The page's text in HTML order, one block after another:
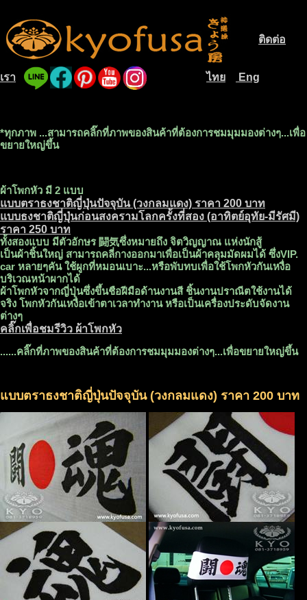
ติดต่อ
เรา ไทย Eng
*ทุกภาพ ...สามารถคลิ๊กที่ภาพของสินค้าที่ต้องการชมมุมมองต่างๆ...เพื่อ
ขยายใหญ่ขึ้น
ผ้าโพกหัว มี 2 แบบ
แบบตราธงชาติญี่ปุ่นปัจจุบัน (วงกลมแดง) ราคา 200 บาท
แบบธงชาติญี่ปุ่นก่อนสงครามโลกครั้งที่สอง (อาทิตย์อุทัย-มีรัศมี)
ราคา 250 บาท
ทั้งสองแบบ มีตัวอักษร 闘気ซึ่งหมายถึง จิตวิญญาณ แห่งนักสู้
เป็นผ้าชิ้นใหญ่ สามารถคลี่กางออกมาเพื่อเป็นผ้าคลุมมัดผมได้ ซึ่งVIP.
car หลายๆคัน ใช้ผูกที่หมอนเบาะ...หรือพับทบเพื่อใช้โพกหัวกันเหงื่อ
บริเวณหน้าผากได้
ผ้าโพกหัวจากญี่ปุ่นซึ่งขึ้นชือฝีมือด้านงานสี ชิ้นงานปราณีตใช้งานได้
จริง โพกหัวกันเหงื่อเข้าตาเวลาทำงาน หรือเป็นเครื่องประดับจัดงาน
ต่างๆ
คลิ๊กเพื่อชมรีวิว ผ้าโพกหัว
......คลิ๊กที่ภาพของสินค้าที่ต้องการชมมุมมองต่างๆ...เพื่อขยายใหญ่ขึ้น
แบบตราธงชาติญี่ปุ่นปัจจุบัน (วงกลมแดง) ราคา 200 บาท